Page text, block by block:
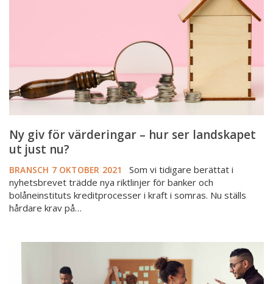
just
nu?
Ny giv för värderingar – hur ser landskapet
ut just nu?
BRANSCH 7 OKTOBER 2021
Som vi tidigare berättat i
nyhetsbrevet trädde nya riktlinjer för banker och
bolåneinstituts kreditprocesser i kraft i somras. Nu ställs
hårdare krav på…